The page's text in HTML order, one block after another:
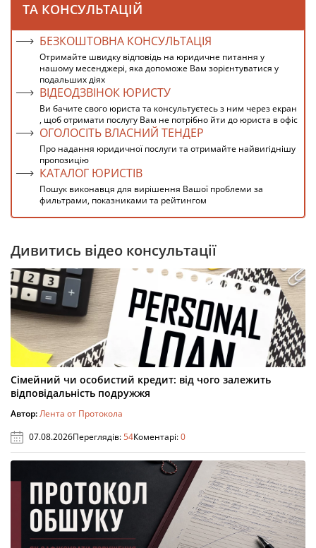
ТА КОНСУЛЬТАЦІЙ
БЕЗКОШТОВНА КОНСУЛЬТАЦІЯ
Отримайте швидку відповідь на юридичне питання у
нашому месенджері, яка допоможе Вам зорієнтуватися у
подальших діях
ВІДЕОДЗВІНОК ЮРИСТУ
Ви бачите свого юриста та консультуєтесь з ним через екран
, щоб отримати послугу Вам не потрібно йти до юриста в офіс
ОГОЛОСІТЬ ВЛАСНИЙ ТЕНДЕР
Про надання юридичної послуги та отримайте найвигіднішу
пропозицію
КАТАЛОГ ЮРИСТІВ
Пошук виконавця для вирішення Вашої проблеми за
фильтрами, показниками та рейтингом
Дивитись відео консультації
Сімейний чи особистий кредит: від чого залежить
відповідальність подружжя
Автор:Лента от Протокола
07.08.2026Переглядів:54Коментарі:0